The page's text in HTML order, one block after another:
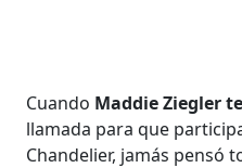
Cuando Maddie Ziegler
llamada para que
Chandelier, jamás pensó